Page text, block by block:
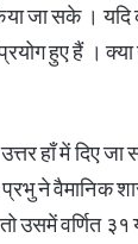
जा सके ।
हुए हैं ।
हाँ में दिए
प्रभु ने वैमानिक
उसमें वर्णित